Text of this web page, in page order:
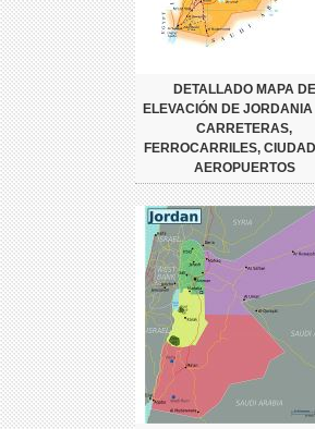
DETALLADO MAPA DE
ELEVACIÓN DE JORDANIA
CARRETERAS,
FERROCARRILES,
AEROPUERTOS